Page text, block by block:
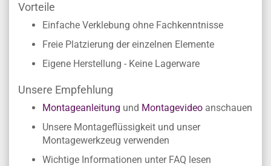
Vorteile
Einfache Verklebung ohne Fachkenntnisse
Freie Platzierung der einzelnen Elemente
Eigene Herstellung - Keine Lagerware
Unsere Empfehlung
Montageanleitung und Montagevideo anschauen
Unsere Montageflüssigkeit und unser
Montagewerkzeug verwenden
Wichtige Informationen unter FAQ lesen